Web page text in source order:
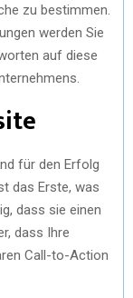
zu bestimmen.
werden Sie
auf diese
für den Erfolg
das Erste, was
dass sie einen
dass Ihre
Call-to-Action